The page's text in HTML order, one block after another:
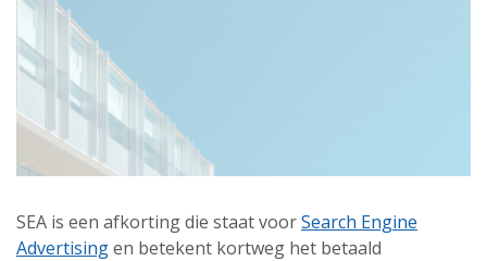
SEA is een afkorting die staat voorSearch Engine
Advertisingen betekent kortweg het betaald